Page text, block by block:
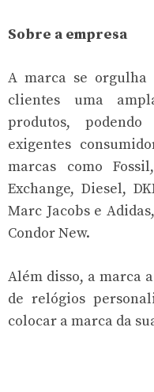
Sobre a empresa
A marca se orgulha
clientes uma
produtos,
exigentes
marcas como
Exchange, Diesel,
Marc Jacobs e
Condor New.
Além disso, a marca
de relógios
colocar a marca da